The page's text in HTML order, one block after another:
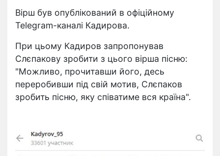
Вірш був опублікований в офіційному
Telegram-каналі Кадирова.
При цьому Кадиров запропонував
Слєпакову зробити з цього вірша пісню:
"Можливо, прочитавши його, десь
переробивши під свій мотив, Слєпаков
зробить пісню, яку співатиме вся країна".